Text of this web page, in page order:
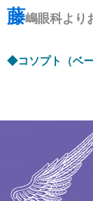
藤嶋眼科より
◆コソプト（ベ